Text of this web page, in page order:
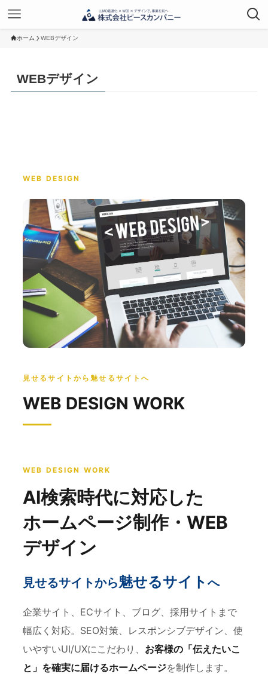
ホーム WEBデザイン
WEBデザイン
WEB DESIGN
見せるサイトから魅せるサイトへ
WEB DESIGN WORK
WEB DESIGN WORK
AI検索時代に対応した
ホームページ制作・WEB
デザイン
見せるサイトから魅せるサイト へ
企業サイト、ECサイト、ブログ、採用サイトまで
幅広く対応。SEO対策、レスポンシブデザイン、使
いやすいUI/UXにこだわり、 お客様の「伝えたいこ
と」を確実に届けるホームページを制作します。